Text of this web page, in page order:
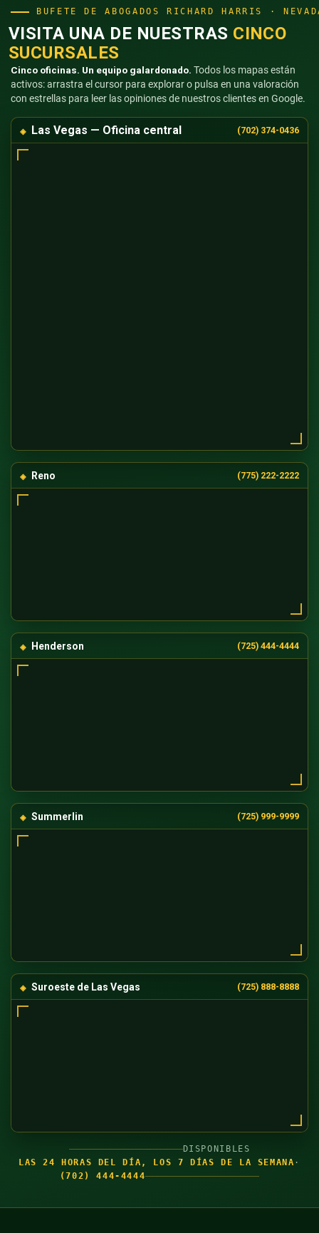
BUFETE DE ABOGADOS RICHARD HARRIS ·
VISITA UNA DE NUESTRAS CINCO
SUCURSALES
Cinco oficinas. Un equipo galardonado. Todos los mapas están
activos: arrastra el cursor para explorar o pulsa en una valoración
con estrellas para leer las opiniones de nuestros clientes en Google.
Las Vegas — Oficina central (702) 374-0436
Reno (775) 222-2222
Henderson (725) 444-4444
Summerlin (725) 999-9999
Suroeste de Las Vegas (725) 888-8888
DISPONIBLES
LAS 24 HORAS DEL DÍA, LOS 7 DÍAS DE LA SEMANA ·
(702) 444-4444